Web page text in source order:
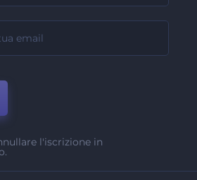
l'iscrizione in